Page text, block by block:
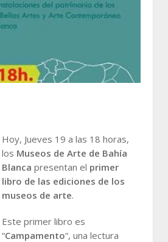
Hoy, Jueves 19 a las 18 horas,
los Museos de Arte de Bahía
Blanca presentan el primer
libro de las ediciones de los
museos de arte.
Este primer libro es
“Campamento“, una lectura